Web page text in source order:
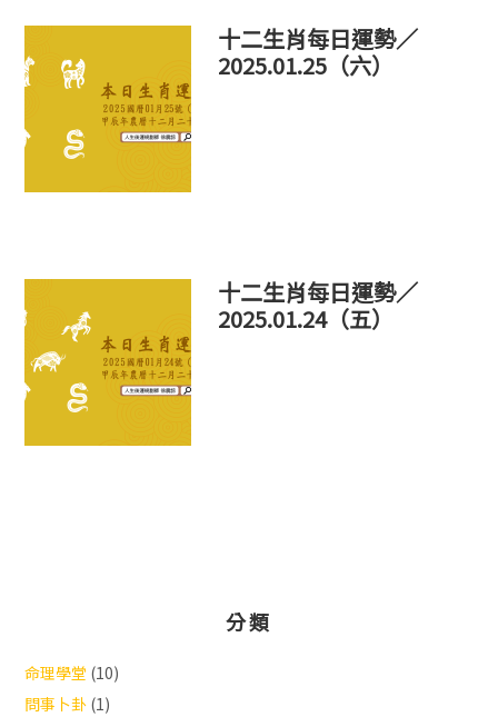
十二生肖每日運勢／
2025.01.25（六）
十二生肖每日運勢／
2025.01.24（五）
分類
命理學堂 (10)
問事卜卦 (1)